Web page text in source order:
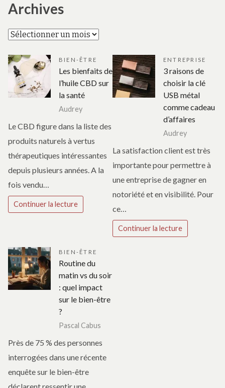
Archives
Archives
BIEN-ÊTRE
Les bienfaits de
l’huile CBD sur
la santé
Audrey
Le CBD figure dans la liste des
produits naturels à vertus
thérapeutiques intéressantes
depuis plusieurs années. A la
fois vendu…
Continuer la lecture
ENTREPRISE
3 raisons de
choisir la clé
USB métal
comme cadeau
d’affaires
Audrey
La satisfaction client est très
importante pour permettre à
une entreprise de gagner en
notoriété et en visibilité. Pour
ce…
Continuer la lecture
BIEN-ÊTRE
Routine du
matin vs du soir
: quel impact
sur le bien-être
?
Pascal Cabus
Près de 75 % des personnes
interrogées dans une récente
enquête sur le bien-être